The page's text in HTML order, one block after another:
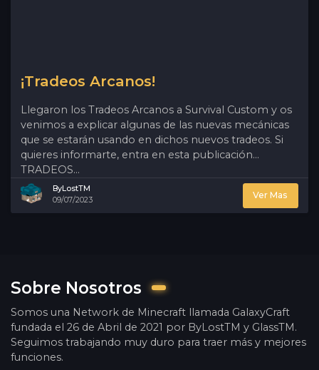
¡Tradeos Arcanos!
Llegaron los Tradeos Arcanos a Survival Custom y os
venimos a explicar algunas de las nuevas mecánicas
que se estarán usando en dichos nuevos tradeos. Si
quieres informarte, entra en esta publicación...
TRADEOS...
ByLostTM
09/07/2023
Ver Mas
Sobre Nosotros
Somos una Network de Minecraft llamada GalaxyCraft
fundada el 26 de Abril de 2021 por ByLostTM y GlassTM.
Seguimos trabajando muy duro para traer más y mejores
funciones.